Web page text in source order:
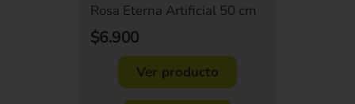
Rosa Eterna Artificial 50 cm
$6.900
Ver producto